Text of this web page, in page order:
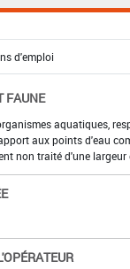
FAUNE
aquatiques,
aux points d'eau
non traité d'une largeur